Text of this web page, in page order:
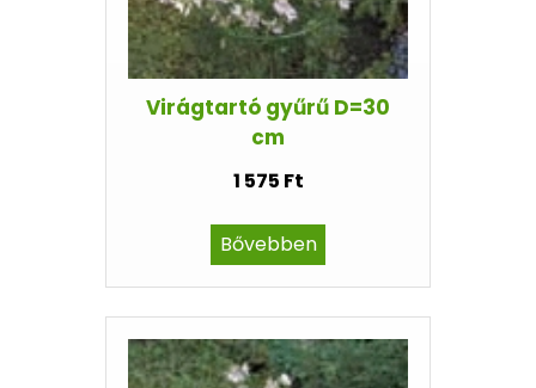
Virágtartó gyűrű D=30
cm
1 575 Ft
Bővebben